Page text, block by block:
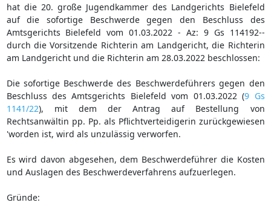
hat die 20. große Jugendkammer des Landgerichts Bielefeld
auf die sofortige Beschwerde gegen den Beschluss des
Amtsgerichts Bielefeld vom 01.03.2022 - Az: 9 Gs 114192--
durch die Vorsitzende Richterin am Landgericht, die Richterin
am Landgericht und die Richterin am 28.03.2022 beschlossen:
Die sofortige Beschwerde des Beschwerdeführers gegen den
Beschluss des Amtsgerichts Bielefeld vom 01.03.2022 (9 Gs
1141/22), mit dem der Antrag auf Bestellung von
Rechtsanwältin pp. Pp. als Pflichtverteidigerin zurückgewiesen
'worden ist, wird als unzulässig verworfen.
Es wird davon abgesehen, dem Beschwerdeführer die Kosten
und Auslagen des Beschwerdeverfahrens aufzuerlegen.
Gründe: